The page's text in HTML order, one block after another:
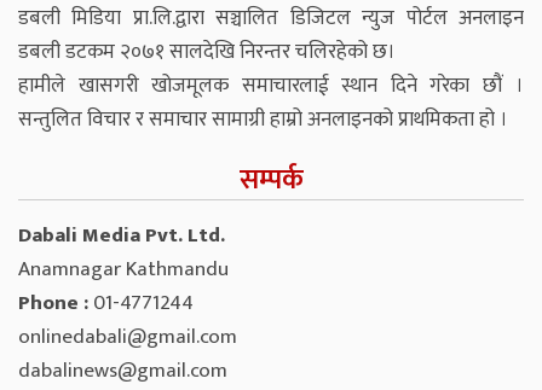
डबली मिडिया प्रा.लि.द्वारा सञ्चालित डिजिटल न्युज पोर्टल अनलाइन
डबली डटकम २०७१ सालदेखि निरन्तर चलिरहेको छ।
हामीले खासगरी खोजमूलक समाचारलाई स्थान दिने गरेका छौं ।
सन्तुलित विचार र समाचार सामाग्री हाम्रो अनलाइनको प्राथमिकता हो ।
सम्पर्क
Dabali Media Pvt. Ltd.
Anamnagar Kathmandu
Phone :01-4771244
onlinedabali@gmail.com
dabalinews@gmail.com